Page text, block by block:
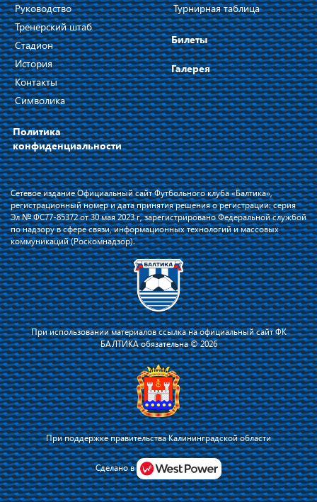
Я соглашаюсь с тем, что владелец сайта использует файлы cookie для
повышения удобства работы на сайте и сервис Яндекс.Метрика. Оставаясь
на сайте, я соглашаюсь сполитикой их применения.
Принять
Руководство
Тренерский штаб
Стадион
История
Контакты
Символика
Политика
конфиденциальности
Турнирная таблица
Билеты
Галерея
Сетевое издание Официальный сайт Футбольного клуба «Балтика»,
регистрационный номер и дата принятия решения о регистрации: серия
Эл № ФС77-85372 от 30 мая 2023 г, зарегистрировано Федеральной службой
по надзору в сфере связи, информационных технологий и массовых
коммуникаций (Роскомнадзор).
При использовании материалов ссылка на официальный сайт ФК
БАЛТИКА обязательна © 2026
При поддержке правительства Калининградской области
Сделано в